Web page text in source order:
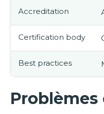
Accreditation
Certification body
Best practices